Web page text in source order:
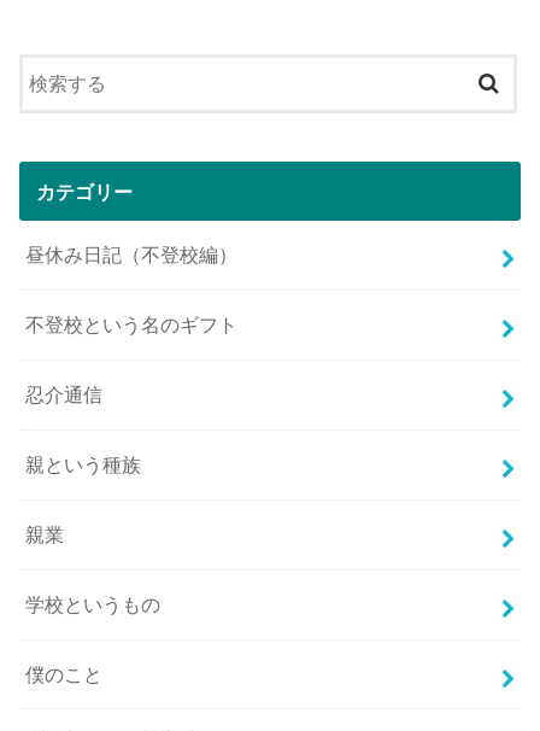
カテゴリー
昼休み日記（不登校編）
不登校という名のギフト
忍介通信
親という種族
親業
学校というもの
僕のこと